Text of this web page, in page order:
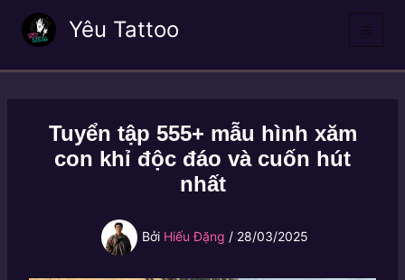
dung
Yêu Tattoo
Tuyển tập 555+ mẫu hình xăm
con khỉ độc đáo và cuốn hút
nhất
Bởi Hiếu Đặng / 28/03/2025